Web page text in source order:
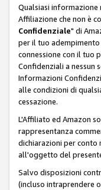
Qualsiasi informazione
Affiliazione che non è
Confidenziale" di
per il tuo adempimento
connessione con il tuo
Confidenziali a
Informazioni
alle condizioni di
cessazione.
L'Affiliato ed Amazon
rappresentanza
dichiarazioni per conto
all'oggetto del
Salvo disposizioni
(incluso intraprendere